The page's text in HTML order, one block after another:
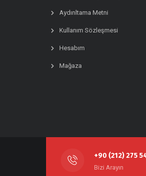
Aydınltama Metni
Kullanım Sözleşmesi
Hesabım
Mağaza
+90 (212) 275
Bizi Arayın